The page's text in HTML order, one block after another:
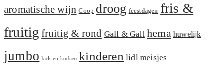
aromatische wijn Coop droog feestdagen fris &
fruitig fruitig & rond Gall & Gall hema huwelijk
jumbo kids en kurken kinderen lidl meisjes